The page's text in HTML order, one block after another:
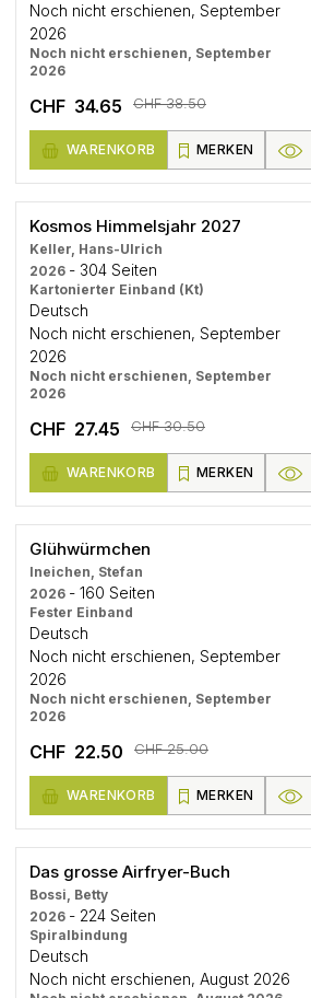
Noch nicht erschienen, September
2026
Noch nicht erschienen, September
2026
CHF 34.65 CHF 38.50
WARENKORB MERKEN
Kosmos Himmelsjahr 2027
Keller, Hans-Ulrich
2026 - 304 Seiten
Kartonierter Einband (Kt)
Deutsch
Noch nicht erschienen, September
2026
Noch nicht erschienen, September
2026
CHF 27.45 CHF 30.50
WARENKORB MERKEN
Glühwürmchen
Ineichen, Stefan
2026 - 160 Seiten
Fester Einband
Deutsch
Noch nicht erschienen, September
2026
Noch nicht erschienen, September
2026
CHF 22.50 CHF 25.00
WARENKORB MERKEN
Das grosse Airfryer-Buch
Bossi, Betty
2026 - 224 Seiten
Spiralbindung
Deutsch
Noch nicht erschienen, August 2026